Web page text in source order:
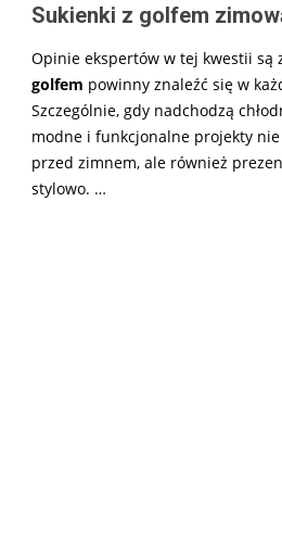
Sukienki z golfem
Opinie ekspertów w tej kwestii są
golfem powinny znaleźć się w
Szczególnie, gdy nadchodzą
modne i funkcjonalne projekty
przed zimnem, ale również
stylowo. …